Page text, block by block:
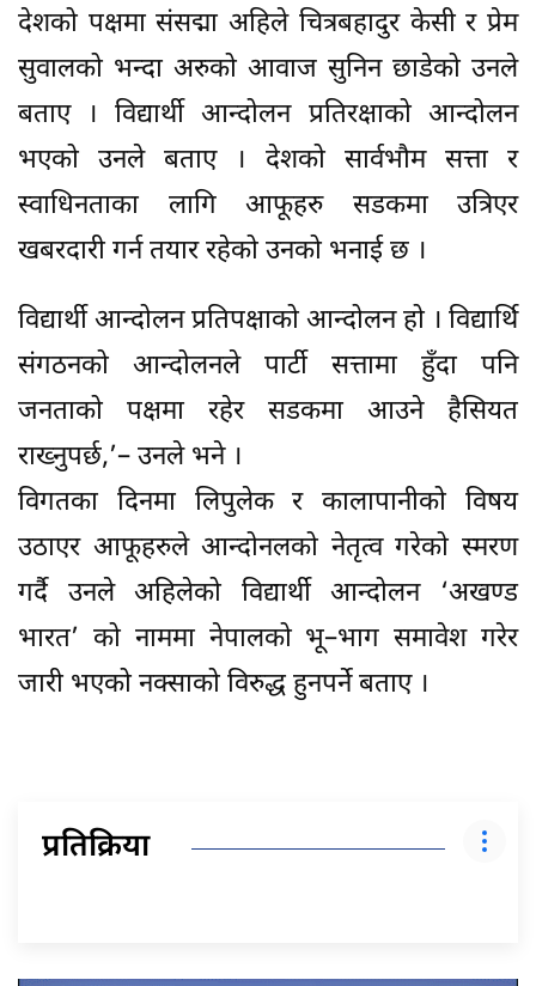
देशको पक्षमा संसद्मा अहिले चित्रबहादुर केसी र प्रेम
सुवालको भन्दा अरुको आवाज सुनिन छाडेको उनले
बताए । विद्यार्थी आन्दोलन प्रतिरक्षाको आन्दोलन
भएको उनले बताए । देशको सार्वभौम सत्ता र
स्वाधिनताका लागि आफूहरु सडकमा उत्रिएर
खबरदारी गर्न तयार रहेको उनको भनाई छ ।
विद्यार्थी आन्दोलन प्रतिपक्षाको आन्दोलन हो । विद्यार्थि
संगठनको आन्दोलनले पार्टी सत्तामा हुँदा पनि
जनताको पक्षमा रहेर सडकमा आउने हैसियत
राख्नुपर्छ,’– उनले भने ।
विगतका दिनमा लिपुलेक र कालापानीको विषय
उठाएर आफूहरुले आन्दोनलको नेतृत्व गरेको स्मरण
गर्दै उनले अहिलेको विद्यार्थी आन्दोलन ‘अखण्ड
भारत’ को नाममा नेपालको भू–भाग समावेश गरेर
जारी भएको नक्साको विरुद्ध हुनपर्ने बताए ।
प्रतिक्रिया